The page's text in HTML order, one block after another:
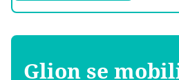
Glion se